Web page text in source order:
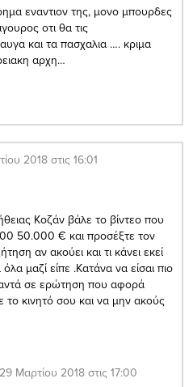
εναντιον της, μονο μπουρδες
οτι θα τις
και τα πασχαλια …. κριμα
αρχη…
2018 στις 16:01
Κοζάν βάλε το βίντεο που
800 50.000 € και προσέξτε τον
αν ακούει και τι κάνει εκεί
μαζί είπε .Κατάνα να είσαι πιο
σε ερώτηση που αφορά
το κινητό σου και να μην ακούς
29 Μαρτίου 2018 στις 17:00